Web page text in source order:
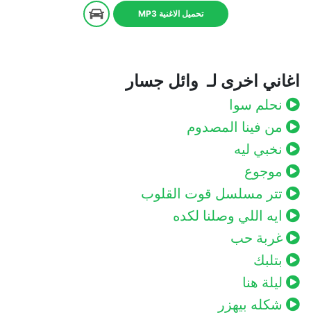
تحميل الاغنية MP3
اغاني اخرى لـ وائل جسار
نحلم سوا
من فينا المصدوم
نخبي ليه
موجوع
تتر مسلسل قوت القلوب
ايه اللي وصلنا لكده
غربة حب
بتلبك
ليلة هنا
شكله بيهزر